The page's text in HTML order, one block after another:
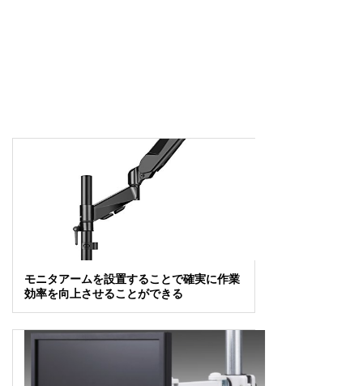
モニタアームを設置することで確実に作業
効率を向上させることができる